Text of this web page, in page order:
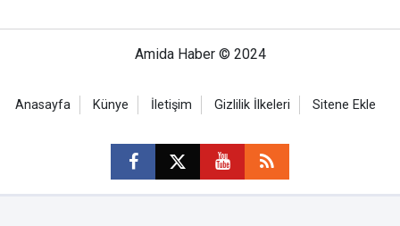
Amida Haber © 2024
Anasayfa Künye İletişim Gizlilik İlkeleri Sitene Ekle